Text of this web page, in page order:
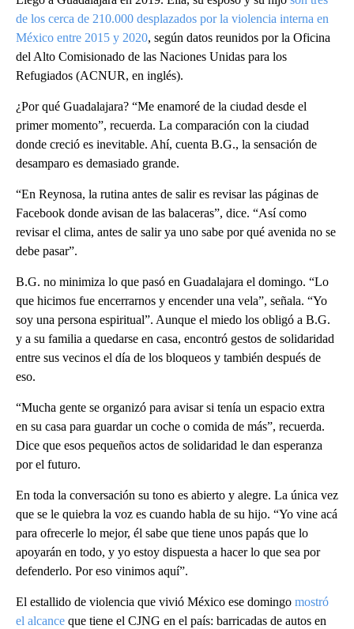
de los cerca de 210.000 desplazados por la violencia interna en
México entre 2015 y 2020, según datos reunidos por la Oficina
del Alto Comisionado de las Naciones Unidas para los
Refugiados (ACNUR, en inglés).
¿Por qué Guadalajara? “Me enamoré de la ciudad desde el
primer momento”, recuerda. La comparación con la ciudad
donde creció es inevitable. Ahí, cuenta B.G., la sensación de
desamparo es demasiado grande.
“En Reynosa, la rutina antes de salir es revisar las páginas de
Facebook donde avisan de las balaceras”, dice. “Así como
revisar el clima, antes de salir ya uno sabe por qué avenida no se
debe pasar”.
B.G. no minimiza lo que pasó en Guadalajara el domingo. “Lo
que hicimos fue encerrarnos y encender una vela”, señala. “Yo
soy una persona espiritual”. Aunque el miedo los obligó a B.G.
y a su familia a quedarse en casa, encontró gestos de solidaridad
entre sus vecinos el día de los bloqueos y también después de
eso.
“Mucha gente se organizó para avisar si tenía un espacio extra
en su casa para guardar un coche o comida de más”, recuerda.
Dice que esos pequeños actos de solidaridad le dan esperanza
por el futuro.
En toda la conversación su tono es abierto y alegre. La única vez
que se le quiebra la voz es cuando habla de su hijo. “Yo vine acá
para ofrecerle lo mejor, él sabe que tiene unos papás que lo
apoyarán en todo, y yo estoy dispuesta a hacer lo que sea por
defenderlo. Por eso vinimos aquí”.
El estallido de violencia que vivió México ese domingo mostró
el alcance que tiene el CJNG en el país: barricadas de autos en